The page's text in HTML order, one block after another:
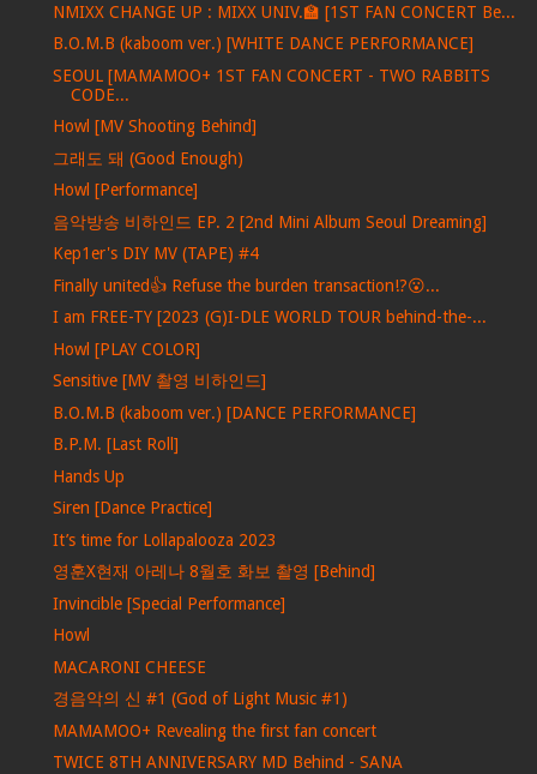
NMIXX CHANGE UP : MIXX UNIV.🏫 [1ST FAN CONCERT Be...
B.O.M.B (kaboom ver.) [WHITE DANCE PERFORMANCE]
SEOUL [MAMAMOO+ 1ST FAN CONCERT - TWO RABBITS
CODE...
Howl [MV Shooting Behind]
그래도 돼 (Good Enough)
Howl [Performance]
음악방송 비하인드 EP. 2 [2nd Mini Album Seoul Dreaming]
Kep1er's DIY MV (TAPE) #4
Finally united👍 Refuse the burden transaction!?😮...
I am FREE-TY [2023 (G)I-DLE WORLD TOUR behind-the-...
Howl [PLAY COLOR]
Sensitive [MV 촬영 비하인드]
B.O.M.B (kaboom ver.) [DANCE PERFORMANCE]
B.P.M. [Last Roll]
Hands Up
Siren [Dance Practice]
It’s time for Lollapalooza 2023
영훈X현재 아레나 8월호 화보 촬영 [Behind]
Invincible [Special Performance]
Howl
MACARONI CHEESE
경음악의 신 #1 (God of Light Music #1)
MAMAMOO+ Revealing the first fan concert
TWICE 8TH ANNIVERSARY MD Behind - SANA